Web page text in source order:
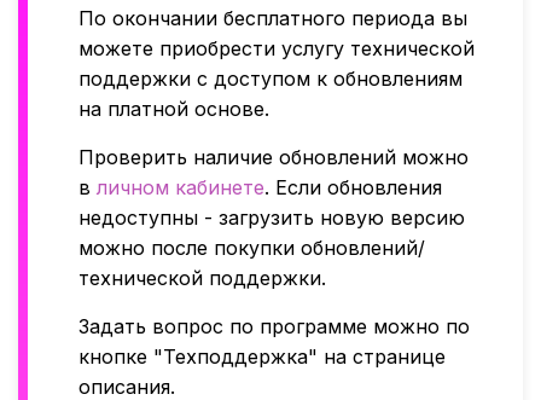
По окончании бесплатного периода вы
можете приобрести услугу технической
поддержки с доступом к обновлениям
на платной основе.
Проверить наличие обновлений можно
в личном кабинете. Если обновления
недоступны - загрузить новую версию
можно после покупки обновлений/
технической поддержки.
Задать вопрос по программе можно по
кнопке "Техподдержка" на странице
описания.